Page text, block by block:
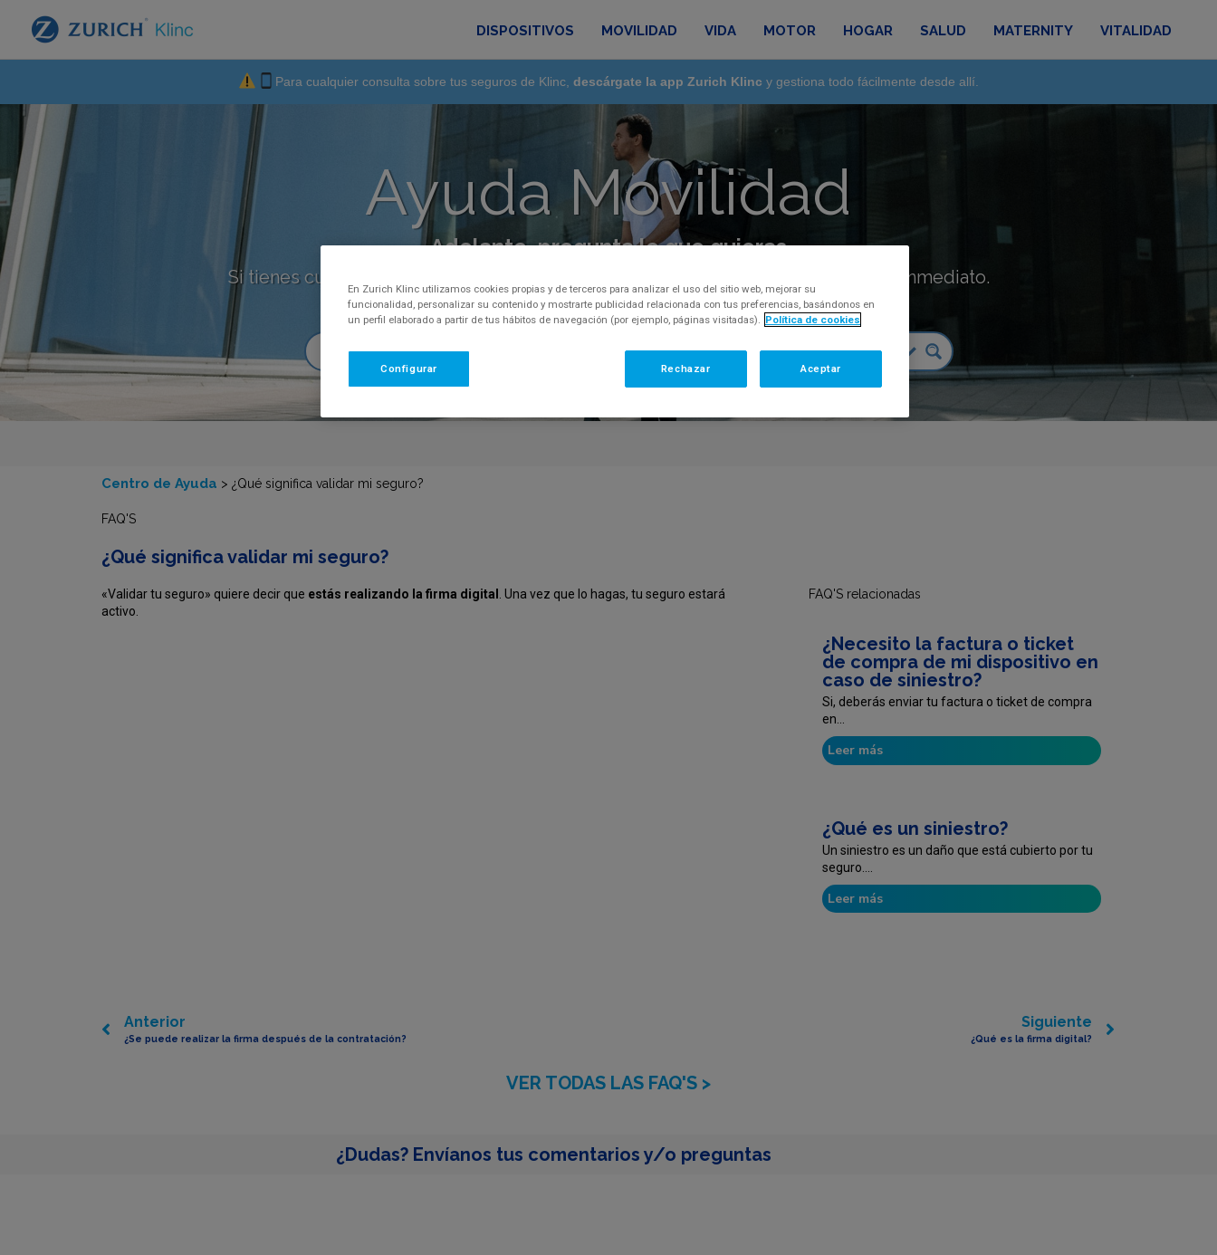
DISPOSITIVOS MOVILIDAD VIDA MOTOR HOGAR SALUD MATERNITY VITALIDAD
Para cualquier consulta sobre tus seguros de Klinc, descárgate la app Zurich Klinc y gestiona todo fácilmente desde allí.
Ayuda Movilidad
Adelante, pregunta lo que quieras
Si tienes cualquier pregunta, inquietud o comentario, por favor, contáctanos de inmediato.
Centro de Ayuda > ¿Qué significa validar mi seguro?
FAQ'S
¿Qué significa validar mi seguro?
«Validar tu seguro» quiere decir que estás realizando la firma digital
. Una vez que lo hagas, tu seguro estará
activo.
FAQ'S relacionadas
¿Necesito la factura o ticket
de compra de mi dispositivo en
caso de siniestro?
Si, deberás enviar tu factura o ticket de compra
en...
Leer más
¿Qué es un siniestro?
Un siniestro es un daño que está cubierto por tu
seguro....
Leer más
Anterior
¿Se puede realizar la firma después de la contratación?
Siguiente
¿Qué es la firma digital?
VER TODAS LAS FAQ'S >
¿Dudas? Envíanos tus comentarios y/o preguntas
En Zurich Klinc utilizamos cookies propias y de terceros para analizar el uso del sitio web, mejorar su
funcionalidad, personalizar su contenido y mostrarte publicidad relacionada con tus preferencias, basándonos en
un perfil elaborado a partir de tus hábitos de navegación (por ejemplo, páginas visitadas). Política de cookies
Rechazar Aceptar
Configurar